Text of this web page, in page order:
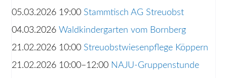
05.03.2026 19:00 Stammtisch AG Streuobst
04.03.2026 Waldkindergarten vom Bornberg
21.02.2026 10:00 Streuobstwiesenpflege Köppern
21.02.2026 10:00–12:00 NAJU-Gruppenstunde